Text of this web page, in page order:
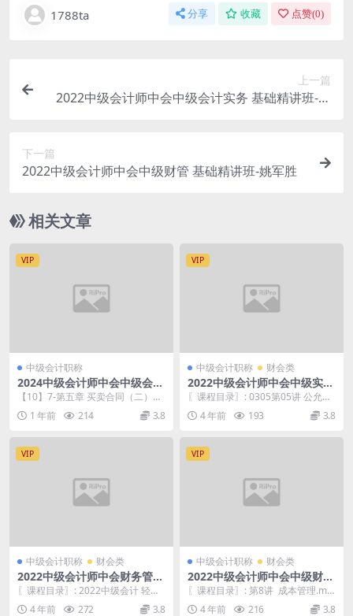
1788ta 分享 收藏 点赞(0)
上一篇
2022中级会计师中会中级会计实务 基础精讲班-马
下一篇
2022中级会计师中会中级财管 基础精讲班-姚军胜
相关文章
VIP
中级会计职称
2024中级会计师中会中级会计
经济法 好题特训营-付湘钧
【10】7-第五章 买卖合同（二）、
赠与合同、借款合同.mp4 【09】6-
第五...1 年前 214 3.8
VIP
中级会计职称 财会类
2022中级会计师中会中级实务
阶段小结-刘国峰
〖课程目录〗: 0305第05讲 公允价
值计量、政府会计、民间非营利组
织会计.m...
4 年前 193 3.8
VIP
中级会计职称 财会类
2022中级会计师中会财务管理
轻一 应试指导与全真模拟测试
〖课程目录〗: 2022中级会计 轻一
财管（上）.pdf 2022中级会计 轻...
4 年前 272 3.8
VIP
中级会计职称 财会类
2022中级会计师中会中级财管
考前模考班-杨树林
〖课程目录〗: 第8讲 成本管理.mp
4 第7讲 营运资金管理.mp4 第6...
4 年前 216 3.8